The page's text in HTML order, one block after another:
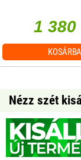
1 380
KOSÁRBA
Nézz szét